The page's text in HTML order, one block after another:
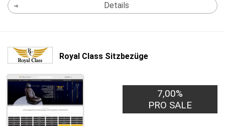
Details
Royal Class Sitzbezüge
7,00%
PRO SALE